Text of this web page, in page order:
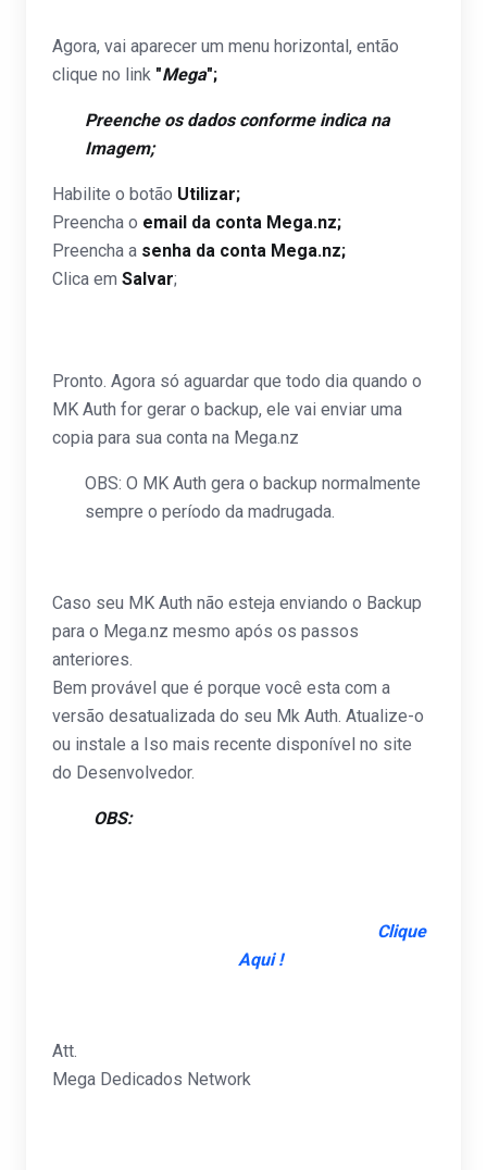
Agora, vai aparecer um menu horizontal, então
clique no link "Mega";
Preenche os dados conforme indica na
Imagem;
Habilite o botão Utilizar;
Preencha o email da conta Mega.nz;
Preencha a senha da conta Mega.nz;
Clica em Salvar;
Pronto. Agora só aguardar que todo dia quando o
MK Auth for gerar o backup, ele vai enviar uma
copia para sua conta na Mega.nz
OBS: O MK Auth gera o backup normalmente
sempre o período da madrugada.
Caso seu MK Auth não esteja enviando o Backup
para o Mega.nz mesmo após os passos
anteriores.
Bem provável que é porque você esta com a
versão desatualizada do seu Mk Auth. Atualize-o
ou instale a Iso mais recente disponível no site
do Desenvolvedor.
OBS:
Clique
Aqui !
Att.
Mega Dedicados Network